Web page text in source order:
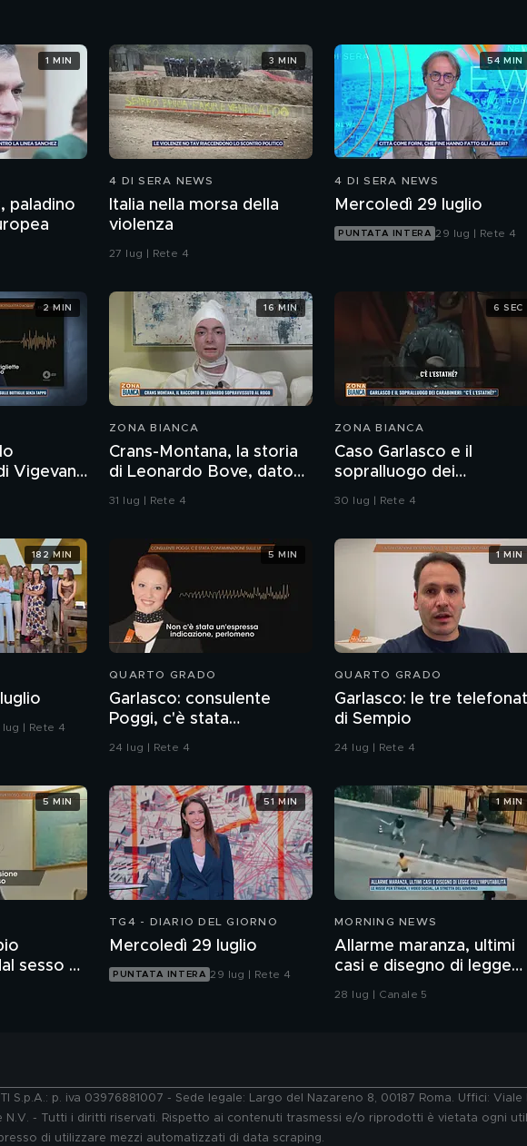
paladino
1 MIN
4 DI SERA NEWS
Italia nella morsa della
violenza
27 lug | Rete 4
3 MIN
4 DI SERA NEWS
Mercoledì 29 luglio
PUNTATA INTERA 29 lug | Rete 4
54 MIN
Vigevano
2 MIN
ZONA BIANCA
Crans-Montana, la storia
di Leonardo Bove, dato
per disperso nel rogo
31 lug | Rete 4
16 MIN
ZONA BIANCA
Caso Garlasco e il
sopralluogo dei
Carabinieri
30 lug | Rete 4
6 SEC
lug | Rete 4
182 MIN
QUARTO GRADO
Garlasco: consulente
Poggi, c'è stata
contaminazione sulle
24 lug | Rete 4
5 MIN
QUARTO GRADO
Garlasco: le tre
di Sempio
24 lug | Rete 4
1 MIN
sesso o
5 MIN
TG4 - DIARIO DEL GIORNO
Mercoledì 29 luglio
PUNTATA INTERA 29 lug | Rete 4
51 MIN
MORNING NEWS
Allarme maranza, ultimi
casi e disegno di legge
sull'imputabilità
28 lug | Canale 5
1 MIN
S.p.A.: p. iva 03976881007 - Sede legale: Largo del Nazareno 8, 00187 Roma. Uffici:
- Tutti i diritti riservati. Rispetto ai contenuti trasmessi e/o riprodotti è vietata ogni
di utilizzare mezzi automatizzati di data scraping.